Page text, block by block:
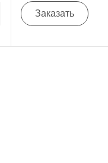
Заказать